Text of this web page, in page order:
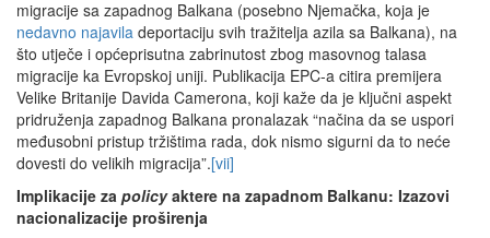
migracije sa zapadnog Balkana (posebno Njemačka, koja je
nedavno najavila deportaciju svih tražitelja azila sa Balkana), na
što utječe i općeprisutna zabrinutost zbog masovnog talasa
migracije ka Evropskoj uniji. Publikacija EPC-a citira premijera
Velike Britanije Davida Camerona, koji kaže da je ključni aspekt
pridruženja zapadnog Balkana pronalazak “načina da se uspori
međusobni pristup tržištima rada, dok nismo sigurni da to neće
dovesti do velikih migracija”.[vii]
Implikacije za policyaktere na zapadnom Balkanu: Izazovi
nacionalizacije proširenja